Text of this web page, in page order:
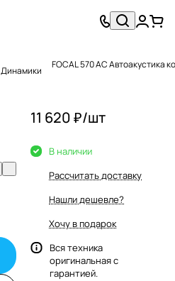
Динамики FOCAL 570 AC Автоакустика
11 620 ₽/шт
В наличии
Рассчитать доставку
Нашли дешевле?
Хочу в подарок
Вся техника
оригинальная с
гарантией.